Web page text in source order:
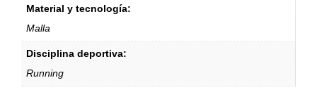
Material y tecnología:
Malla
Disciplina deportiva:
Running